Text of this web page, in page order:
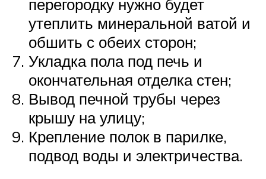
перегородку нужно будет
утеплить минеральной ватой и
обшить с обеих сторон;
Укладка пола под печь и
окончательная отделка стен;
Вывод печной трубы через
крышу на улицу;
Крепление полок в парилке,
подвод воды и электричества.